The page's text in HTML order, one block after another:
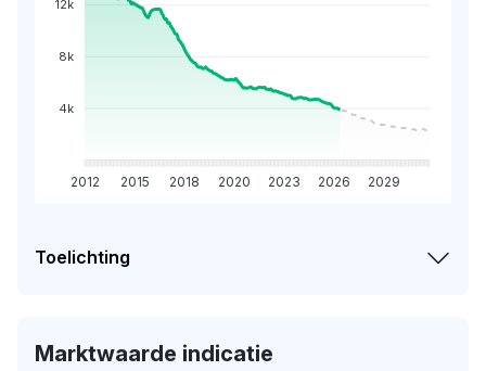
12k
8k
4k
2012 2015 2018 2020 2023 2026 2029
Toelichting
Marktwaarde indicatie